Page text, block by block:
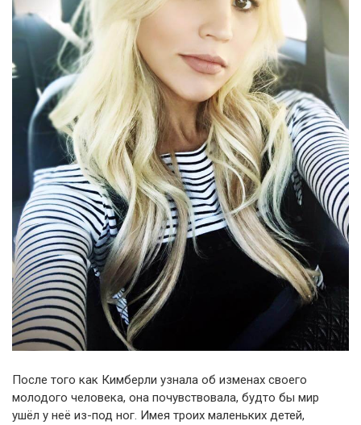
После того как Кимберли узнала об изменах своего
молодого человека, она почувствовала, будто бы мир
ушёл у неё из-под ног. Имея троих маленьких детей,